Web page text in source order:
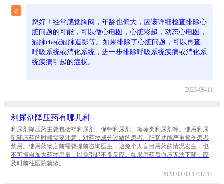
a
您好！经常感觉胸闷，年龄也偏大，应该详细检查排除心
脏问题的可能，可以做心电图，心脏彩超，动态心电图，
冠脉cta或冠脉造影等。如果排除了心脏问题，可以再查
呼吸系统或消化系统，进一步排除呼吸系统疾病或消化系
统疾病引起的症状。
2023-08-11
利尿剂降压药有哪几种
利尿剂降压药主要包括袢利尿剂、保钾利尿剂、噻嗪类利尿剂等。使用利尿
剂降压药的时候需要注意，对药物成分过敏的患者、肝肾功能严重损伤患者
禁用。使用药物之前需要提前咨询医生，避免个人盲目用药的情况发生，也
不可擅自加大药物用量，以免引起不良反应。如果用药后血压无法下降，应
及时前往医院就诊。
2023-08-08 17:37:17